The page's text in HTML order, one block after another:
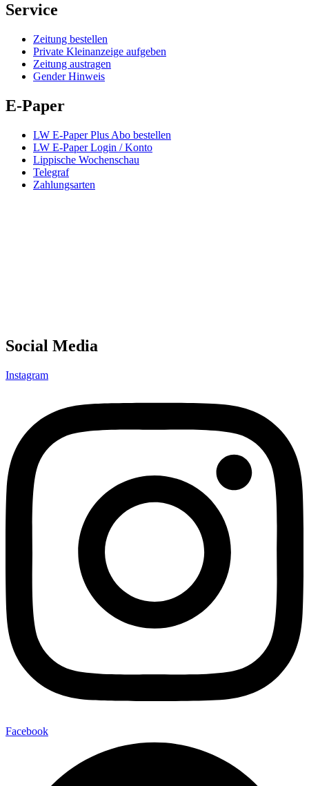
Service
Zeitung bestellen
Private Kleinanzeige aufgeben
Zeitung austragen
Gender Hinweis
E-Paper
LW E-Paper Plus Abo bestellen
LW E-Paper Login / Konto
Lippische Wochenschau
Telegraf
Zahlungsarten
Social Media
Instagram
Facebook